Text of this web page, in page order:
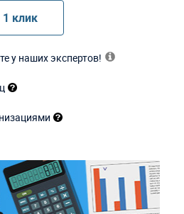
клик
у наших экспертов!